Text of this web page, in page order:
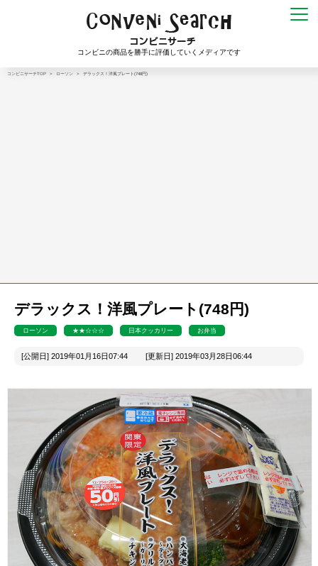
コンビニの商品を勝手に評価していくメディアです
コンビニサーチTOP > ローソン > デラックス！洋風プレート(748円)
デラックス！洋風プレート(748円)
ローソン ★★☆☆☆ 日本クッカリー お弁当
[公開日] 2019年01月16日07:44 [更新日] 2019年03月28日06:44